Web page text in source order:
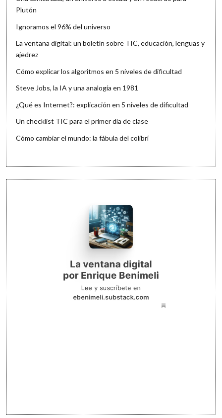
Plutón
Ignoramos el 96% del universo
La ventana digital: un boletín sobre TIC, educación, lenguas y
ajedrez
Cómo explicar los algoritmos en 5 niveles de dificultad
Steve Jobs, la IA y una analogía en 1981
¿Qué es Internet?: explicación en 5 niveles de dificultad
Un checklist TIC para el primer día de clase
Cómo cambiar el mundo: la fábula del colibrí